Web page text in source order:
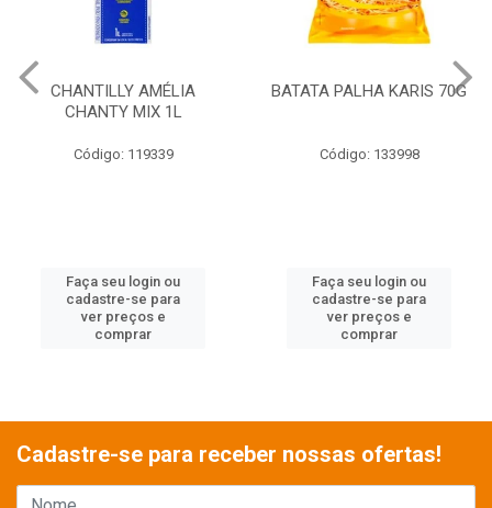
BATATA PALHA KARIS 70G
Código: 133998
Faça seu login ou
cadastre-se para
ver preços e
comprar
CEREAL MATINAL
Código: 136304
Faça seu login ou
cadastre-se para
ver preços e
comprar
Cadastre-se para receber nossas ofertas!